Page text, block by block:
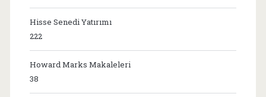
Hisse Senedi Yatırımı
222
Howard Marks Makaleleri
38